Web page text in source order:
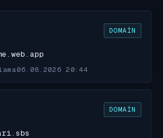
DOMAIN
06.08.2026 20:44
DOMAIN